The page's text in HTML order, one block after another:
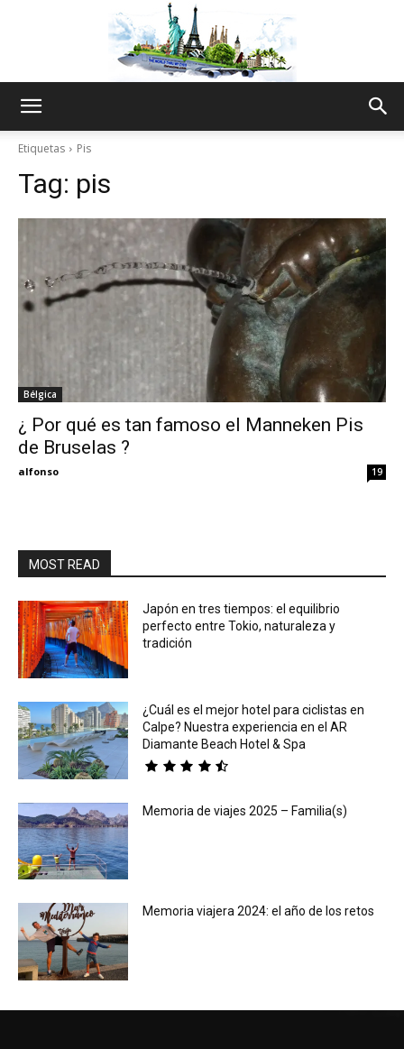
Thru
My
Etiquetas Pis
Tag: pis
Bélgica
¿ Por qué es tan famoso el Manneken Pis
de Bruselas ?
alfonso 19
MOST READ
Japón en tres tiempos: el equilibrio
perfecto entre Tokio, naturaleza y
tradición
¿Cuál es el mejor hotel para ciclistas en
Calpe? Nuestra experiencia en el AR
Diamante Beach Hotel & Spa
Memoria de viajes 2025 – Familia(s)
Memoria viajera 2024: el año de los retos